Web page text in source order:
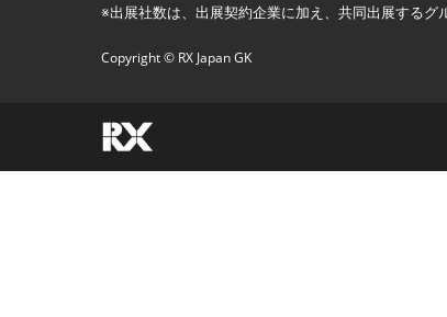
※出展社数は、出展契約企業に加え、共同出展するグ
Copyright © RX Japan GK